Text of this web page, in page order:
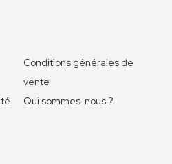
Conditions générales de
vente
Qui sommes-nous ?